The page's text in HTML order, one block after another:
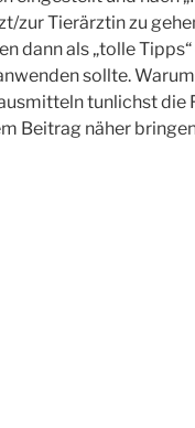
zur Tierärztin zu
dann als „tolle
sollte.
tunlichst die
Beitrag näher